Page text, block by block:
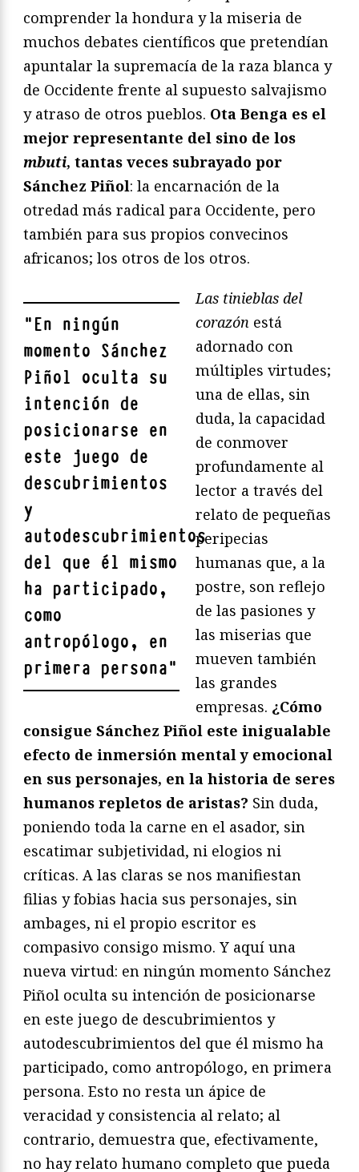
comprender la hondura y la miseria de
muchos debates científicos que pretendían
apuntalar la supremacía de la raza blanca y
de Occidente frente al supuesto salvajismo
y atraso de otros pueblos. Ota Benga es el
mejor representante del sino de los
mbuti, tantas veces subrayado por
Sánchez Piñol: la encarnación de la
otredad más radical para Occidente, pero
también para sus propios convecinos
africanos; los otros de los otros.
"En ningún
momento Sánchez
Piñol oculta su
intención de
posicionarse en
este juego de
descubrimientos
y
autodescubrimientos
del que él mismo
ha participado,
como
antropólogo, en
primera persona"
Las tinieblas del
corazón está
adornado con
múltiples virtudes;
una de ellas, sin
duda, la capacidad
de conmover
profundamente al
lector a través del
relato de pequeñas
peripecias
humanas que, a la
postre, son reflejo
de las pasiones y
las miserias que
mueven también
las grandes
empresas. ¿Cómo
consigue Sánchez Piñol este inigualable
efecto de inmersión mental y emocional
en sus personajes, en la historia de seres
humanos repletos de aristas? Sin duda,
poniendo toda la carne en el asador, sin
escatimar subjetividad, ni elogios ni
críticas. A las claras se nos manifiestan
filias y fobias hacia sus personajes, sin
ambages, ni el propio escritor es
compasivo consigo mismo. Y aquí una
nueva virtud: en ningún momento Sánchez
Piñol oculta su intención de posicionarse
en este juego de descubrimientos y
autodescubrimientos del que él mismo ha
participado, como antropólogo, en primera
persona. Esto no resta un ápice de
veracidad y consistencia al relato; al
contrario, demuestra que, efectivamente,
no hay relato humano completo que pueda